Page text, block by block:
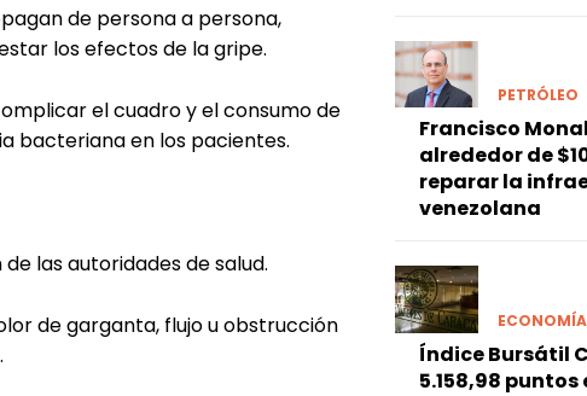
de persona a persona,
los efectos de la gripe.
el cuadro y el consumo de
bacteriana en los pacientes.
las autoridades de salud.
de garganta, flujo u obstrucción
PETRÓLEO
Francisco
alrededor de
reparar la
venezolana
ECONOMÍA
Índice Bursátil
5.158,98 puntos